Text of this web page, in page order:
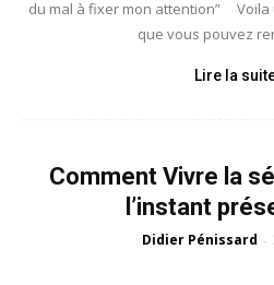
du mal à fixer mon attention” Voila
que vous pouvez
Lire la
Comment Vivre la
l’instant
Didier Pénissard -